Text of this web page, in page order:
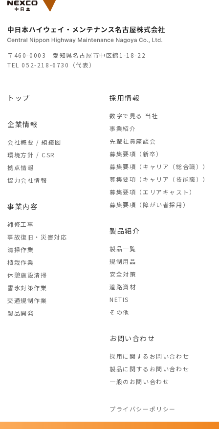
〒460-0003 愛知県名古屋市中区錦1-18-22
TEL 052-218-6730（代表）
トップ
企業情報
会社概要 / 組織図
環境方針 / CSR
拠点情報
協力会社情報
事業内容
補修工事
事故復旧・災害対応
清掃作業
植栽作業
休憩施設清掃
雪氷対策作業
交通規制作業
製品開発
採用情報
数字で見る 当社
事業紹介
先輩社員座談会
募集要項（新卒）
募集要項（キャリア（総合職））
募集要項（キャリア（技能職））
募集要項（エリアキャスト）
募集要項（障がい者採用）
製品紹介
製品一覧
規制用品
安全対策
道路資材
NETIS
その他
お問い合わせ
採用に関するお問い合わせ
製品に関するお問い合わせ
一般のお問い合わせ
プライバシーポリシー